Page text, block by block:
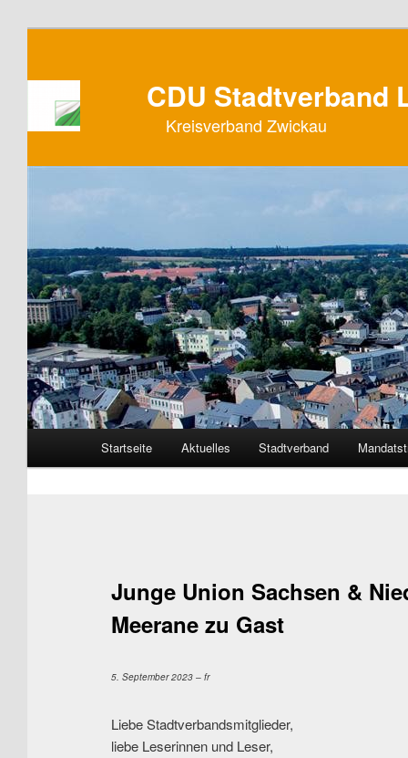
CDU Stadtverband
Kreisverband Zwickau
Zum Inhalt wechseln
Zum sekundären Inhalt wechseln
Startseite Aktuelles Stadtverband
Junge Union Sachsen &
Meerane zu Gast
5. September 2023 – fr
Liebe Stadtverbandsmitglieder,
liebe Leserinnen und Leser,